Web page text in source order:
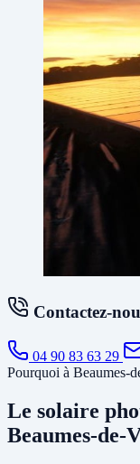
Contactez-
04 90 83 63 29
Pourquoi à Beaumes-
Le solaire
Beaumes-de-